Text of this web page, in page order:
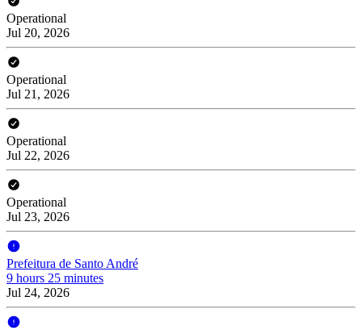
Operational
Jul 20, 2026
Operational
Jul 21, 2026
Operational
Jul 22, 2026
Operational
Jul 23, 2026
Prefeitura de Santo André
9 hours 25 minutes
Jul 24, 2026